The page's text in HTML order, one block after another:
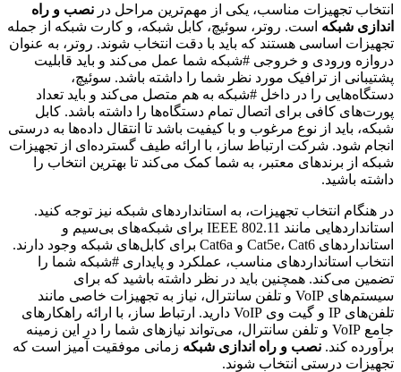
انتخاب تجهیزات مناسب، یکی از مهم‌ترین مراحل در نصب و راه
اندازی شبکه است. روتر، سوئیچ، کابل شبکه، و کارت شبکه از جمله
تجهیزات اساسی هستند که باید با دقت انتخاب شوند. روتر، به عنوان
دروازه ورودی و خروجی #شبکه شما عمل می‌کند و باید قابلیت
پشتیبانی از ترافیک مورد نظر شما را داشته باشد. سوئیچ،
دستگاه‌هایی را در داخل #شبکه به هم متصل می‌کند و باید تعداد
پورت‌های کافی برای اتصال تمام دستگاه‌ها را داشته باشد. کابل
شبکه، باید از نوع مرغوب و با کیفیت باشد تا انتقال داده‌ها به درستی
انجام شود. شرکت ارتباط ساز، با ارائه طیف گسترده‌ای از تجهیزات
شبکه از برندهای معتبر، به شما کمک می‌کند تا بهترین انتخاب را
داشته باشید.
در هنگام انتخاب تجهیزات، به استانداردهای شبکه نیز توجه کنید.
استانداردهایی مانند IEEE 802.11 برای شبکه‌های بی‌سیم و
استانداردهای Cat5e، Cat6 و Cat6a برای کابل‌های شبکه وجود دارند.
انتخاب استانداردهای مناسب، عملکرد و پایداری #شبکه شما را
تضمین می‌کند. همچنین باید در نظر داشته باشید که برای
سیستم‌های VoIP و تلفن سانترال، نیاز به تجهیزات خاصی مانند
تلفن‌های IP و گیت وی VoIP دارید. ارتباط ساز، با ارائه راهکارهای
جامع VoIP و تلفن سانترال، می‌تواند نیازهای شما را در این زمینه
برآورده کند. نصب و راه اندازی شبکه زمانی موفقیت آمیز است که
تجهیزات درستی انتخاب شوند.